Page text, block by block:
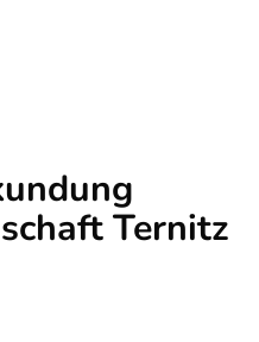
Ternitz